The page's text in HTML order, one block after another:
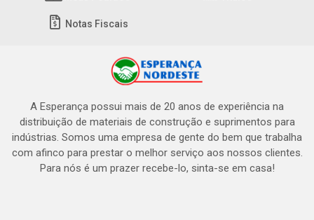
Notas Fiscais
A Esperança possui mais de 20 anos de experiência na
distribuição de materiais de construção e suprimentos para
indústrias. Somos uma empresa de gente do bem que trabalha
com afinco para prestar o melhor serviço aos nossos clientes.
Para nós é um prazer recebe-lo, sinta-se em casa!